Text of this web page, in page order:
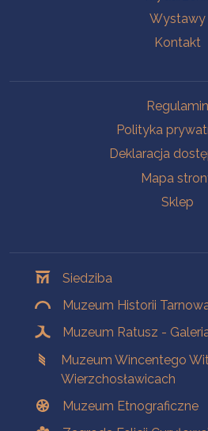
Wystawy
Kontakt
Regulamin
Polityka
Deklaracja
Mapa
Sklep
Siedziba
Muzeum Historii
Muzeum Ratusz -
Muzeum Wincentego
Wierzchosławicach
Muzeum Etnograficzne